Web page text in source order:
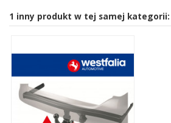
1 inny produkt w tej samej kategorii: